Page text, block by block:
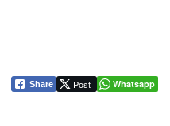
Share Post Whatsapp